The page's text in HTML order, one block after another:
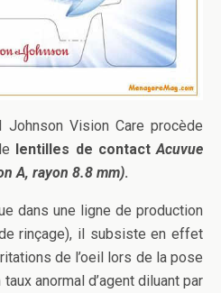
Johnson Vision Care procède
lentilles de contactAcuvue
A, rayon 8.8 mm).
dans une ligne de production
rinçage), il subsiste en effet
de l’oeil lors de la pose
anormal d’agent diluant par